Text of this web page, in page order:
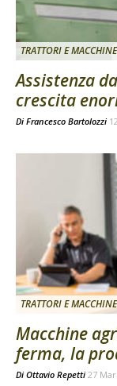
TRATTORI E
Assistenza
crescita
Di Francesco Bartolozzi
TRATTORI E
Macchine
ferma, la
Di Ottavio Repetti 27